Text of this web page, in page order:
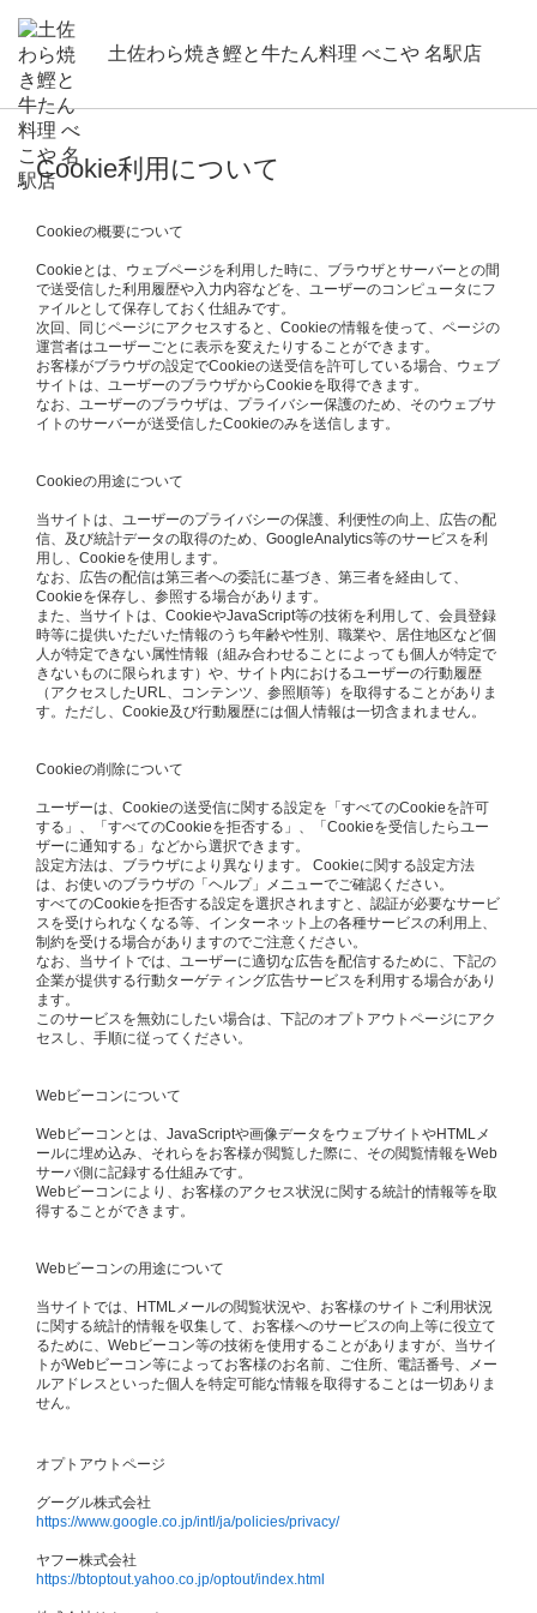
土佐わら焼き鰹と牛たん料理 べこや 名駅店
Cookie利用について
Cookieの概要について
Cookieとは、ウェブページを利用した時に、ブラウザとサーバーとの間
で送受信した利用履歴や入力内容などを、ユーザーのコンピュータにフ
ァイルとして保存しておく仕組みです。
次回、同じページにアクセスすると、Cookieの情報を使って、ページの
運営者はユーザーごとに表示を変えたりすることができます。
お客様がブラウザの設定でCookieの送受信を許可している場合、ウェブ
サイトは、ユーザーのブラウザからCookieを取得できます。
なお、ユーザーのブラウザは、プライバシー保護のため、そのウェブサ
イトのサーバーが送受信したCookieのみを送信します。
Cookieの用途について
当サイトは、ユーザーのプライバシーの保護、利便性の向上、広告の配
信、及び統計データの取得のため、GoogleAnalytics等のサービスを利
用し、Cookieを使用します。
なお、広告の配信は第三者への委託に基づき、第三者を経由して、
Cookieを保存し、参照する場合があります。
また、当サイトは、CookieやJavaScript等の技術を利用して、会員登録
時等に提供いただいた情報のうち年齢や性別、職業や、居住地区など個
人が特定できない属性情報（組み合わせることによっても個人が特定で
きないものに限られます）や、サイト内におけるユーザーの行動履歴
（アクセスしたURL、コンテンツ、参照順等）を取得することがありま
す。ただし、Cookie及び行動履歴には個人情報は一切含まれません。
Cookieの削除について
ユーザーは、Cookieの送受信に関する設定を「すべてのCookieを許可
する」、「すべてのCookieを拒否する」、「Cookieを受信したらユー
ザーに通知する」などから選択できます。
設定方法は、ブラウザにより異なります。 Cookieに関する設定方法
は、お使いのブラウザの「ヘルプ」メニューでご確認ください。
すべてのCookieを拒否する設定を選択されますと、認証が必要なサービ
スを受けられなくなる等、インターネット上の各種サービスの利用上、
制約を受ける場合がありますのでご注意ください。
なお、当サイトでは、ユーザーに適切な広告を配信するために、下記の
企業が提供する行動ターゲティング広告サービスを利用する場合があり
ます。
このサービスを無効にしたい場合は、下記のオプトアウトページにアク
セスし、手順に従ってください。
Webビーコンについて
Webビーコンとは、JavaScriptや画像データをウェブサイトやHTMLメ
ールに埋め込み、それらをお客様が閲覧した際に、その閲覧情報をWeb
サーバ側に記録する仕組みです。
Webビーコンにより、お客様のアクセス状況に関する統計的情報等を取
得することができます。
Webビーコンの用途について
当サイトでは、HTMLメールの閲覧状況や、お客様のサイトご利用状況
に関する統計的情報を収集して、お客様へのサービスの向上等に役立て
るために、Webビーコン等の技術を使用することがありますが、当サイ
トがWebビーコン等によってお客様のお名前、ご住所、電話番号、メー
ルアドレスといった個人を特定可能な情報を取得することは一切ありま
せん。
オプトアウトページ
グーグル株式会社
https://www.google.co.jp/intl/ja/policies/privacy/
ヤフー株式会社
https://btoptout.yahoo.co.jp/optout/index.html